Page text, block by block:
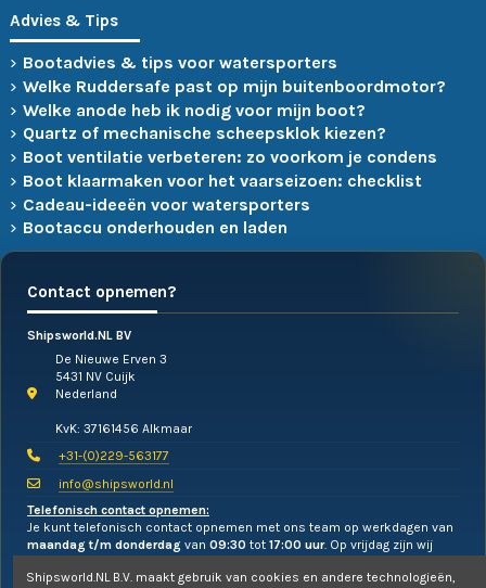
Advies & Tips
Bootadvies & tips voor watersporters
Welke Ruddersafe past op mijn buitenboordmotor?
Welke anode heb ik nodig voor mijn boot?
Quartz of mechanische scheepsklok kiezen?
Boot ventilatie verbeteren: zo voorkom je condens
Boot klaarmaken voor het vaarseizoen: checklist
Cadeau-ideeën voor watersporters
Bootaccu onderhouden en laden
Contact opnemen?
Shipsworld.NL BV
De Nieuwe Erven 3
5431 NV Cuijk
Nederland
KvK: 37161456 Alkmaar
+31-(0)229-563177
info@shipsworld.nl
Telefonisch contact opnemen:
Je kunt telefonisch contact opnemen met ons team op werkdagen van
maandag t/m donderdag van 09:30 tot 17:00 uur. Op vrijdag zijn wij
Shipsworld.NL B.V. maakt gebruik van cookies en andere technologieën,